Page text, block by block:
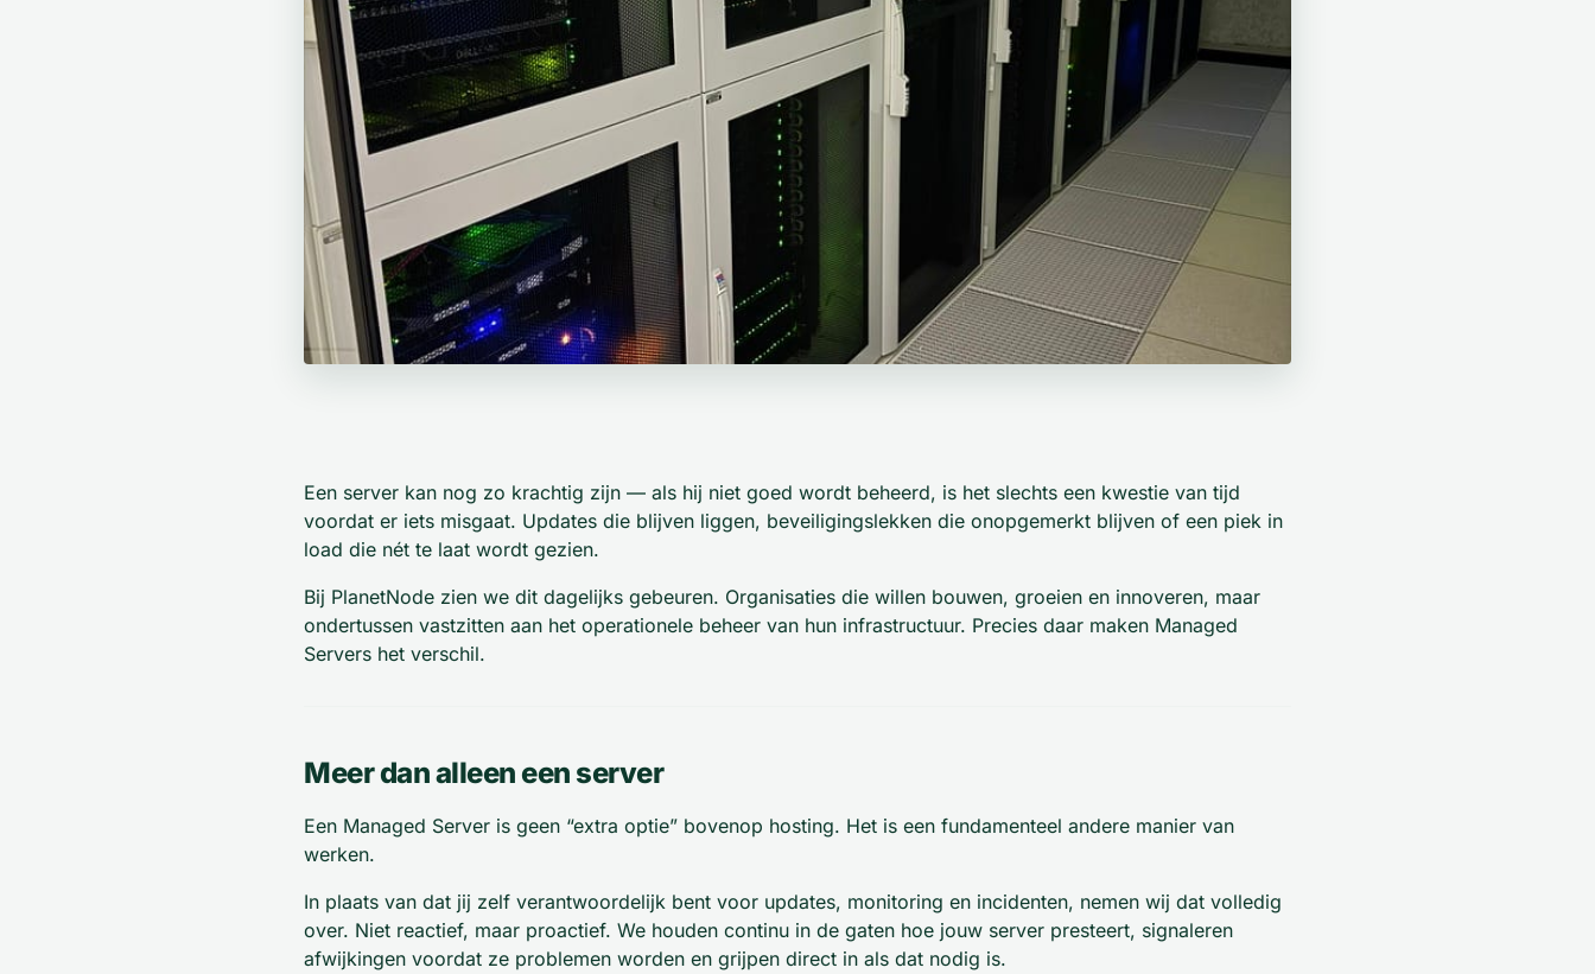
Een server kan nog zo krachtig zijn — als hij niet goed wordt beheerd, is het slechts een kwestie van tijd
voordat er iets misgaat. Updates die blijven liggen, beveiligingslekken die onopgemerkt blijven of een piek in
load die nét te laat wordt gezien.
Bij PlanetNode zien we dit dagelijks gebeuren. Organisaties die willen bouwen, groeien en innoveren, maar
ondertussen vastzitten aan het operationele beheer van hun infrastructuur. Precies daar maken Managed
Servers het verschil.
Meer dan alleen een server
Een Managed Server is geen “extra optie” bovenop hosting. Het is een fundamenteel andere manier van
werken.
In plaats van dat jij zelf verantwoordelijk bent voor updates, monitoring en incidenten, nemen wij dat volledig
over. Niet reactief, maar proactief. We houden continu in de gaten hoe jouw server presteert, signaleren
afwijkingen voordat ze problemen worden en grijpen direct in als dat nodig is.